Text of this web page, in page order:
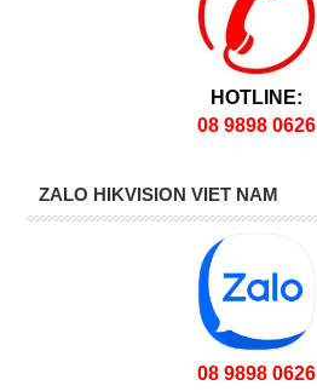
HOTLINE:
08 9898 0626
ZALO HIKVISION VIET NAM
08 9898 0626